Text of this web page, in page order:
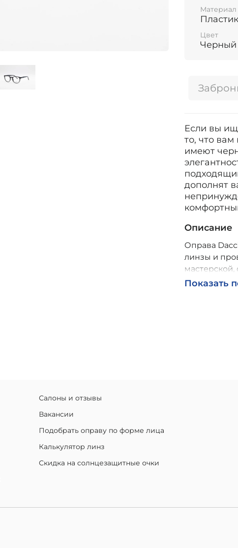
Материал
Пластик
Цвет
Черный
Если вы
то, что
имеют
дополнят
Описание
Оправа
линзы и
Возможна
Показать
Салоны и отзывы
Вакансии
Подобрать оправу по форме лица
Калькулятор линз
Скидка на солнцезащитные очки